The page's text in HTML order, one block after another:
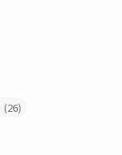
(26)